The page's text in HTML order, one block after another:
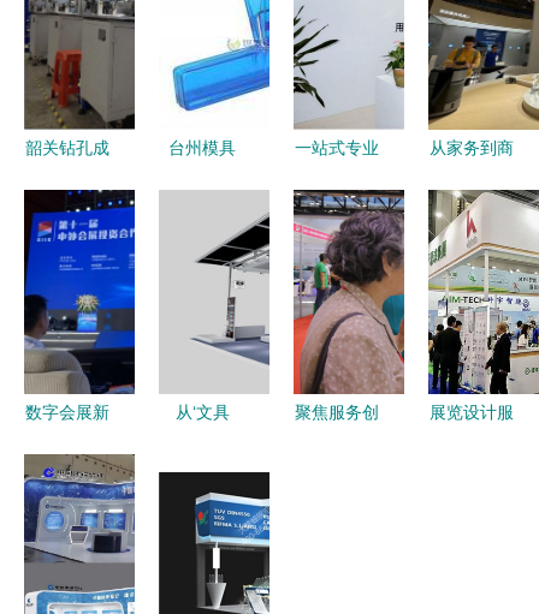
韶关钻孔成
先付钱再拉
货的会展服
务新模式
台州模具
驱动产业智
一站式专业
高端品质
——高新区
优秀服务型
企业特别展
示（第3
波）
从家务到商
前瞻服务机
器人新蓝
图，奠定办
公与高端家
庭新标准
数字会展新
合会展模式
正在发生
——办公用
品行业的转
从‘文具
展览搭建如
何让办公用
品展台赢得
聚焦服务创
展览设计服